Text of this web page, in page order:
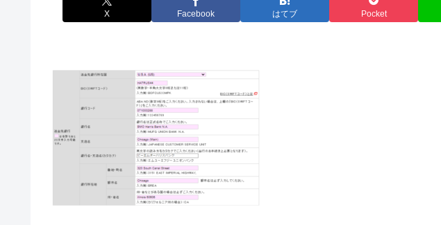
X Facebook はてブ Pocket